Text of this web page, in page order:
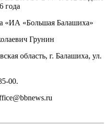
года
«ИА «Большая Балашиха»
Грунин
область, г. Балашиха, ул.
00.